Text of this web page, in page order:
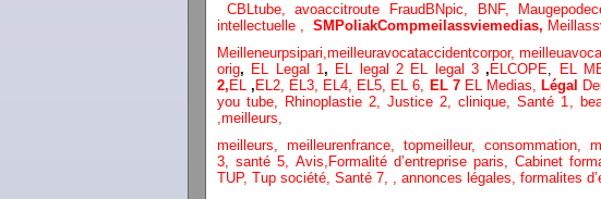
CBLtube,avoaccitroute FraudBNpic, BNF,
intellectuelle , SMPoliakCompmeilassviemedias,
Meilleneurpsipari,meilleuravocataccidentcorpor,
orig, EL Legal 1, EL legal 2 EL legal 3 , ELCOPE, EL
2, EL , EL2, EL3, EL4, EL5, EL 6, EL 7 EL Medias, Légal
you tube, Rhinoplastie 2,Justice 2,clinique,Santé 1,
,meilleurs,
meilleurs,meilleurenfrance,topmeilleur,consommation,
3, santé 5, Avis, Formalité d’entreprise paris, Cabinet
TUP, Tup société, Santé 7, , annonces légales, formalites